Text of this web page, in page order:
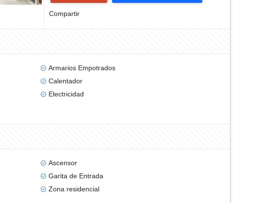
Compartir
Armarios Empotrados
Calentador
Electricidad
Ascensor
Garita de Entrada
Zona residencial